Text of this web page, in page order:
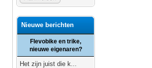
Nieuwe berichten
Flevobike en trike,
nieuwe eigenaren?
Het zijn juist die k...